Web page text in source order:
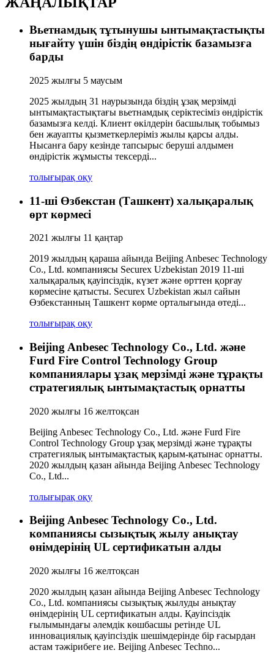
Вьетнамдық тұтынушы ынтымақтастықты
нығайту үшін біздің өндірістік базамызға
барды
2025 жылғы 5 маусым
2025 жылдың 31 наурызында біздің ұзақ мерзімді
ынтымақтастықтағы вьетнамдық серіктесіміз өндірістік
базамызға келді. Клиент өкілдерін басшылық тобымыз
бен жауапты қызметкерлеріміз жылы қарсы алды.
Нысанға бару кезінде тапсырыс беруші алдымен
өндірістік жұмысты тексерді...
толығырақ оқу
11-ші Өзбекстан (Ташкент) халықаралық
өрт көрмесі
2021 жылғы 11 қаңтар
2019 жылдың қараша айында Beijing Anbesec Technology
Co., Ltd. компаниясы Securex Uzbekistan 2019 11-ші
халықаралық қауіпсіздік, күзет және өрттен қорғау
көрмесіне қатысты. Securex Uzbekistan жыл сайын
Өзбекстанның Ташкент көрме орталығында өтеді...
толығырақ оқу
Beijing Anbesec Technology Co., Ltd. және
Furd Fire Control Technology Group
компаниялары ұзақ мерзімді және тұрақты
стратегиялық ынтымақтастық орнатты
2020 жылғы 16 желтоқсан
Beijing Anbesec Technology Co., Ltd. және Furd Fire
Control Technology Group ұзақ мерзімді және тұрақты
стратегиялық ынтымақтастық қарым-қатынас орнатты.
2020 жылдың қазан айында Beijing Anbesec Technology
Co., Ltd...
толығырақ оқу
Beijing Anbesec Technology Co., Ltd.
компаниясы сызықтық жылу анықтау
өнімдерінің UL сертификатын алды
2020 жылғы 16 желтоқсан
2020 жылдың қазан айында Beijing Anbesec Technology
Co., Ltd. компаниясы сызықтық жылуды анықтау
өнімдерінің UL сертификатын алды. Қауіпсіздік
ғылымындағы әлемдік көшбасшы ретінде UL
инновациялық қауіпсіздік шешімдерінде бір ғасырдан
астам тәжірибеге ие. Beijing Anbesec Techno...